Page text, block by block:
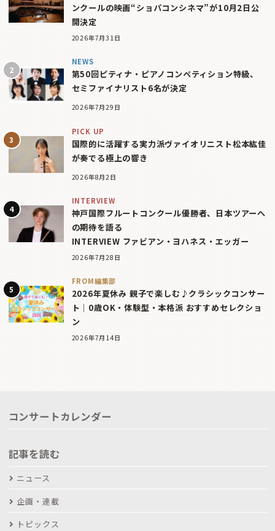
ンクールの映画“ショパコンシネマ”が10月2日公
開決定
2026年7月31日
NEWS
第50回ピティナ・ピアノコンペティション特級、
セミファイナリスト6名が決定
2026年7月29日
PICK UP
国際的に活躍する実力派ヴァイオリニスト松本紘佳
が奏でる極上の響き
2026年8月2日
INTERVIEW
神戸国際フルートコンクール優勝者、日本ツアーへ
の期待を語る
INTERVIEW ファビアン・ヨハネス・エッガー
2026年7月28日
FROM編集部
2026年夏休み 親子で楽しむ♪クラシックコンサー
ト｜0歳OK・体験型・本格派 おすすめセレクショ
ン
2026年7月14日
コンサートカレンダー
記事を読む
ニュース
企画・連載
トピックス